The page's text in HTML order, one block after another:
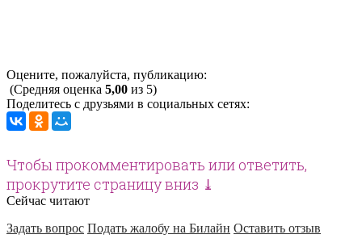
Оцените, пожалуйста, публикацию:
(Средняя оценка 5,00 из 5)
Поделитесь с друзьями в социальных сетях:
Чтобы прокомментировать или ответить,
прокрутите страницу вниз ⤓
Сейчас читают
Задать вопрос Подать жалобу на Билайн Оставить отзыв